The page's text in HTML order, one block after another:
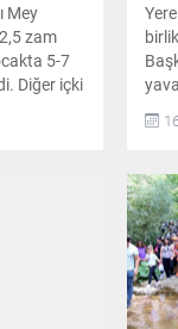
Mey
zam
5-7
Diğer içki